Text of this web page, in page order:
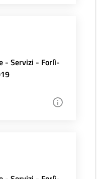
- Servizi - Forlì-